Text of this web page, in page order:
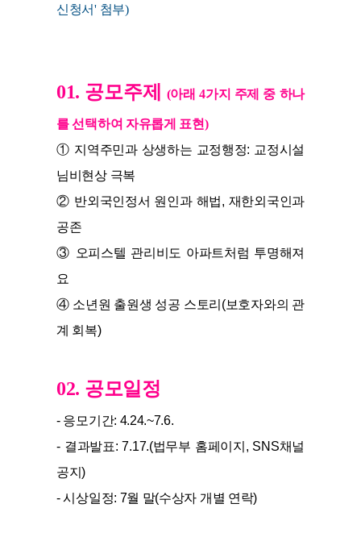
신청서' 첨부)
01. 공모주제 (아래 4가지 주제 중 하나
를 선택하여 자유롭게 표현)
① 지역주민과 상생하는 교정행정: 교정시설
님비현상 극복
② 반외국인정서 원인과 해법, 재한외국인과
공존
③ 오피스텔 관리비도 아파트처럼 투명해져
요
④ 소년원 출원생 성공 스토리(보호자와의 관
계 회복)
02. 공모일정
- 응모기간: 4.24.~7.6.
- 결과발표: 7.17.(법무부 홈페이지, SNS채널
공지)
- 시상일정: 7월 말(수상자 개별 연락)